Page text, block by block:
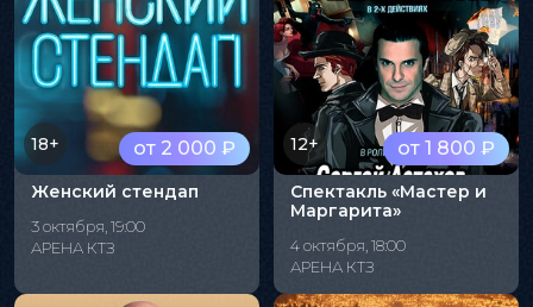
от 2 000 ₽
18+
Женский стендап
3 октября, 19:00
АРЕНА КТЗ
от 1 800 ₽
12+
Спектакль «Мастер и
Маргарита»
4 октября, 18:00
АРЕНА КТЗ